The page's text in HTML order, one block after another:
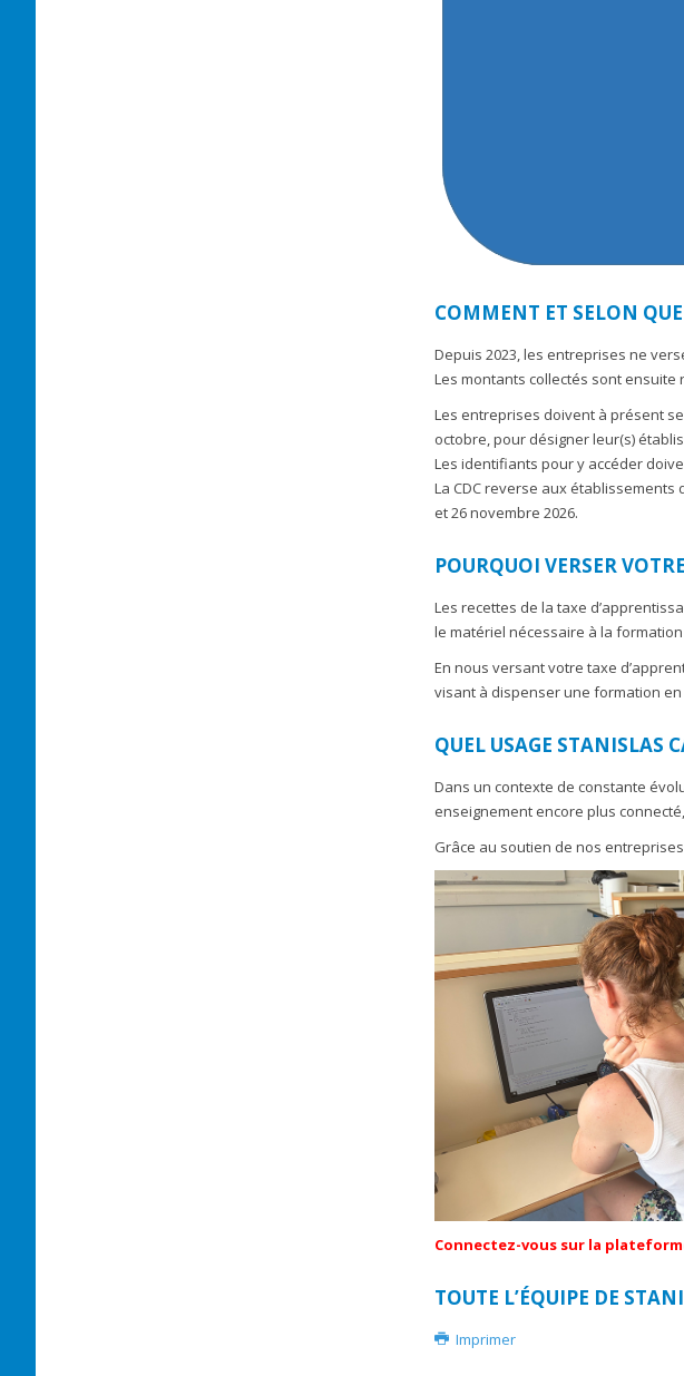
COMMENT ET SELON
Depuis 2023, les entreprises ne
Les montants collectés sont ensuite
Les entreprises doivent à présent
octobre, pour désigner leur(s)
Les identifiants pour y accéder
La CDC reverse aux
et 26 novembre 2026.
POURQUOI VERSER
Les recettes de la taxe
le matériel nécessaire à la
En nous versant votre taxe
visant à dispenser une formation
QUEL USAGE STANISLAS
Dans un contexte de constante
enseignement encore plus
Grâce au soutien de nos
Connectez-vous sur la
TOUTE L’ÉQUIPE DE
Imprimer